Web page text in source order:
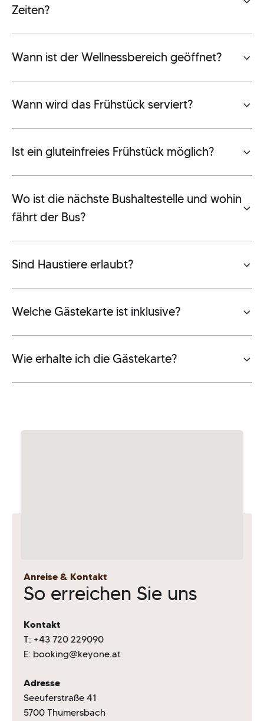
Zeiten?
Wann ist der Wellnessbereich geöffnet?
Wann wird das Frühstück serviert?
Ist ein gluteinfreies Frühstück möglich?
Wo ist die nächste Bushaltestelle und wohin
fährt der Bus?
Sind Haustiere erlaubt?
Welche Gästekarte ist inklusive?
Wie erhalte ich die Gästekarte?
Anreise & Kontakt
So erreichen Sie uns
Kontakt
T: +43 720 229090
E: booking@keyone.at
Adresse
Seeuferstraße 41
5700 Thumersbach